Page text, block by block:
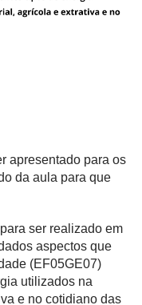
apresentado para os
da aula para que
ser realizado em
aspectos que
(EF05GE07)
utilizados na
e no cotidiano das